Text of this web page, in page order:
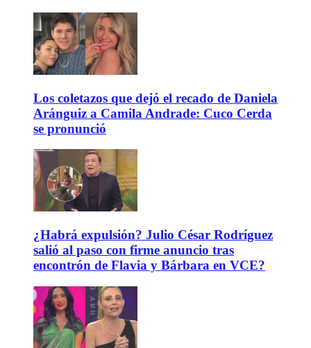
Los coletazos que dejó el recado de Daniela
Aránguiz a Camila Andrade: Cuco Cerda
se pronunció
¿Habrá expulsión? Julio César Rodríguez
salió al paso con firme anuncio tras
encontrón de Flavia y Bárbara en VCE?